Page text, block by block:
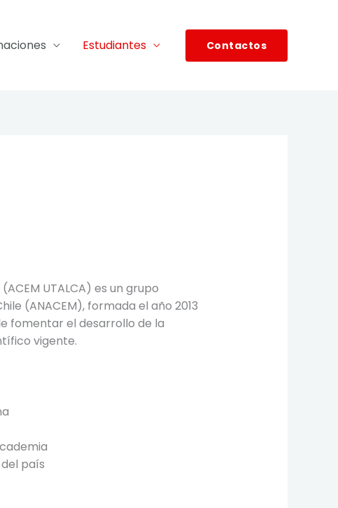
Estudiantes Contactos
(ACEM UTALCA) es un grupo
(ANACEM), formada el año 2013
fomentar el desarrollo de la
vigente.
país